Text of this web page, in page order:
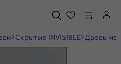
Скрытые INVISIBLE Дверь